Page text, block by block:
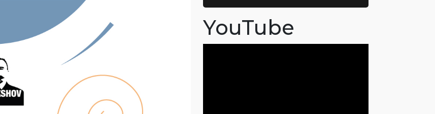
YouTube